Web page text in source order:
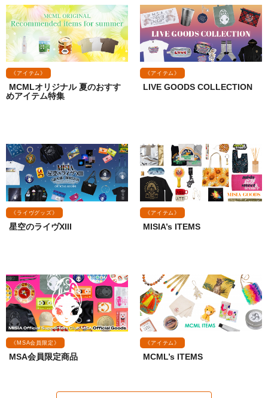
《アイテム》
MCMLオリジナル 夏のおすす
めアイテム特集
《アイテム》
LIVE GOODS COLLECTION
《ライヴグッズ》
星空のライヴXIII
《アイテム》
MISIA’s ITEMS
《MSA会員限定》
MSA会員限定商品
《アイテム》
MCML’s ITEMS